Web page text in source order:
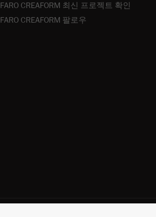
FARO CREAFORM 최신 프로젝트 확인
FARO CREAFORM 팔로우